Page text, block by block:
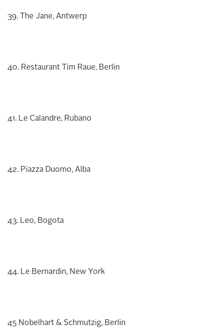
39. The Jane, Antwerp
40. Restaurant Tim Raue, Berlin
41. Le Calandre, Rubano
42. Piazza Duomo, Alba
43. Leo, Bogota
44. Le Bernardin, New York
45 Nobelhart & Schmutzig, Berlin